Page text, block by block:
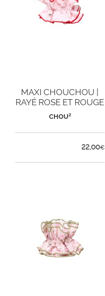
MAXI CHOUCHOU |
RAYÉ ROSE ET ROUGE
CHOU²
22,00€